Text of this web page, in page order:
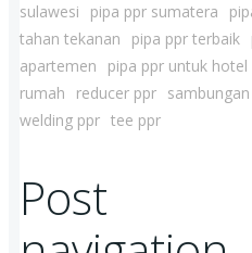
sulawesi pipa ppr sumatera
tahan tekanan
pipa ppr terbaik
apartemen
pipa ppr untuk hotel
rumah
reducer ppr
welding ppr tee ppr
Post